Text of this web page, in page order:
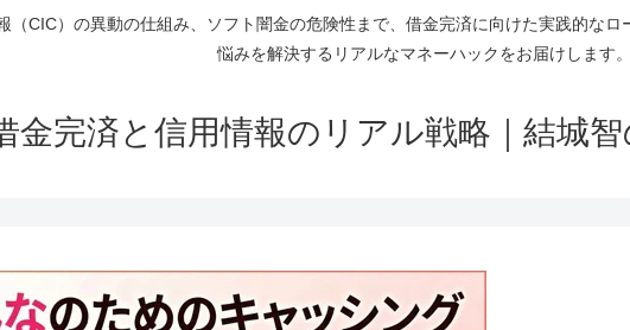
（CIC）の異動の仕組み、ソフト闇金の危険性まで、借金完済に向けた実践的な
悩みを解決するリアルなマネーハックをお届けします。
金完済と信用情報のリアル戦略｜結城